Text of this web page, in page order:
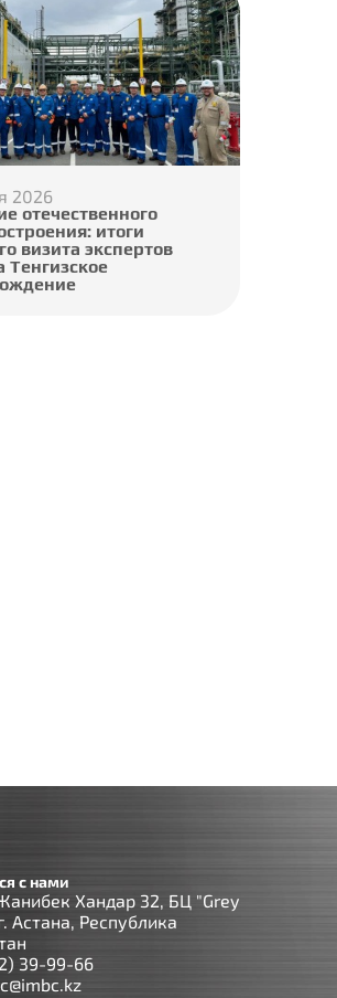
2026
отечественного
итоги
визита экспертов
Тенгизское
с нами
Хандар 32, БЦ "Grey
Астана, Республика
39-99-66